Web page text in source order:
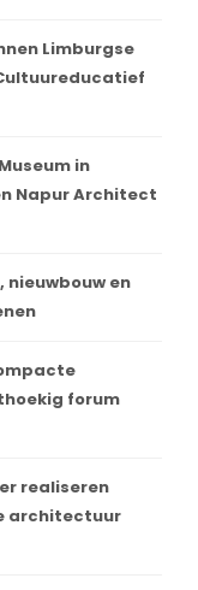
Limburgse
in
Napur Architect
nieuwbouw en
forum
realiseren
architectuur